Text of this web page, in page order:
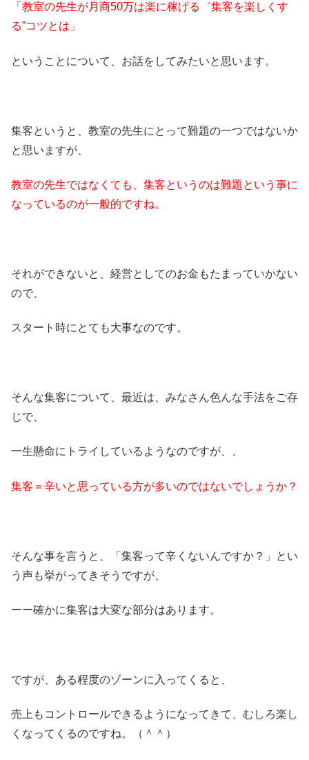
「教室の先生が月商50万は楽に稼げる゛集客を楽しくす
る”コツとは」
ということについて、お話をしてみたいと思います。
集客というと、教室の先生にとって難題の一つではないか
と思いますが、
教室の先生ではなくても、集客というのは難題という事に
なっているのが一般的ですね。
それができないと、経営としてのお金もたまっていかない
ので、
スタート時にとても大事なのです。
そんな集客について、最近は、みなさん色んな手法をご存
じで、
一生懸命にトライしているようなのですが、、
集客＝辛いと思っている方が多いのではないでしょうか？
そんな事を言うと、「集客って辛くないんですか？」とい
う声も挙がってきそうですが、
ーー確かに集客は大変な部分はあります。
ですが、ある程度のゾーンに入ってくると、
売上もコントロールできるようになってきて、むしろ楽し
くなってくるのですね。（＾＾）